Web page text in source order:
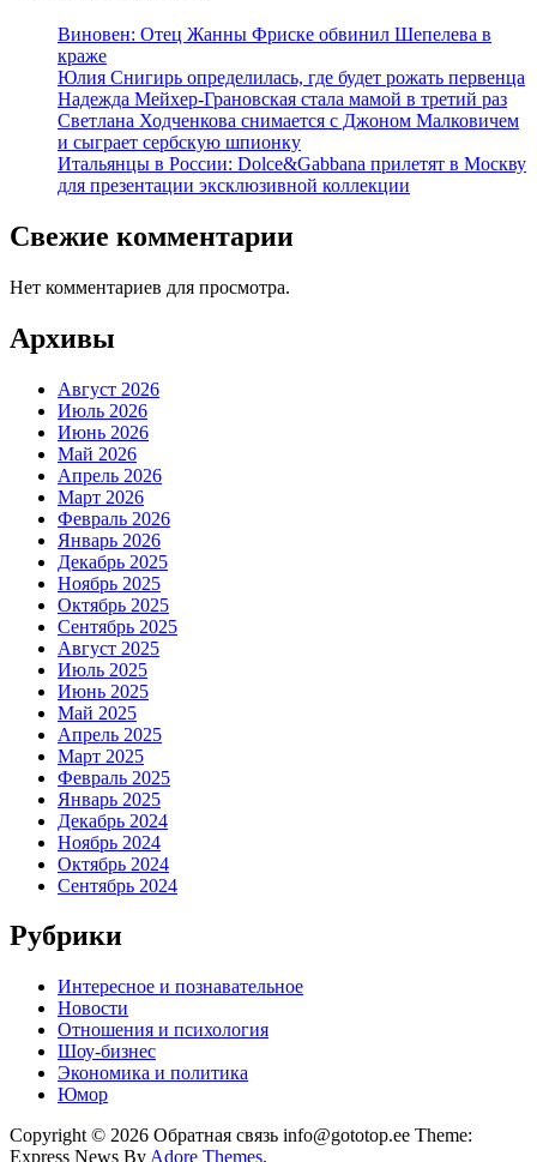
Виновен: Отец Жанны Фриске обвинил Шепелева в
краже
Юлия Снигирь определилась, где будет рожать первенца
Надежда Мейхер-Грановская стала мамой в третий раз
Светлана Ходченкова снимается с Джоном Малковичем
и сыграет сербскую шпионку
Итальянцы в России: Dolce&Gabbana прилетят в Москву
для презентации эксклюзивной коллекции
Свежие комментарии
Нет комментариев для просмотра.
Архивы
Август 2026
Июль 2026
Июнь 2026
Май 2026
Апрель 2026
Март 2026
Февраль 2026
Январь 2026
Декабрь 2025
Ноябрь 2025
Октябрь 2025
Сентябрь 2025
Август 2025
Июль 2025
Июнь 2025
Май 2025
Апрель 2025
Март 2025
Февраль 2025
Январь 2025
Декабрь 2024
Ноябрь 2024
Октябрь 2024
Сентябрь 2024
Рубрики
Интересное и познавательное
Новости
Отношения и психология
Шоу-бизнес
Экономика и политика
Юмор
Copyright © 2026 Обратная связь info@gototop.ee Theme:
Express News By Adore Themes.